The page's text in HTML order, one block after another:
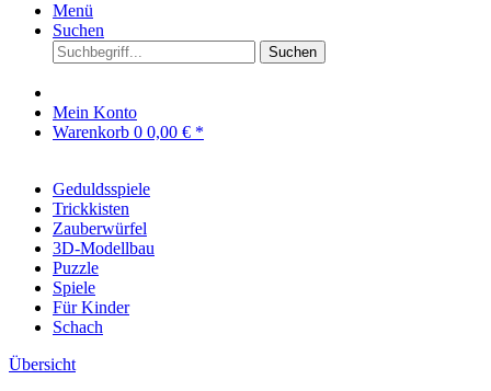
Menü
Suchen
Suchen
Mein Konto
Warenkorb 0 0,00 € *
Geduldsspiele
Trickkisten
Zauberwürfel
3D-Modellbau
Puzzle
Spiele
Für Kinder
Schach
Übersicht